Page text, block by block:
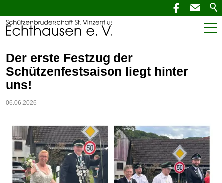
Aktuelles
SchützenNEWS
Verein
Service
Der erste Festzug der
Schützenfestsaison liegt hinter
uns!
06.06.2026